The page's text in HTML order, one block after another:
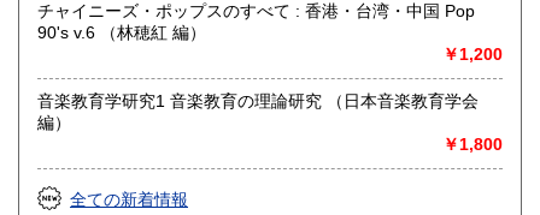
水たま書店 ではお買取り大歓迎です
詳しくはHPをご覧ください
総記、哲学宗教、歴史、社会科学、自然科学、美術工芸、国
語国文、外国文学、古典籍、近代文献、趣味、サブカルチャ
チャイニーズ・ポップスのすべて : 香港・台湾・中国 Pop
90's v.6 （林穂紅 編）
￥1,200
音楽教育学研究1 音楽教育の理論研究 （日本音楽教育学会
編）
￥1,800
全ての新着情報